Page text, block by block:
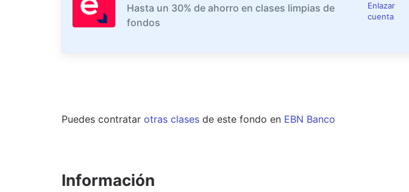
Hasta un 30% de ahorro en clases limpias de
fondos
Enlazar
cuenta
Puedes contratar otras clases de este fondo en EBN Banco
Información